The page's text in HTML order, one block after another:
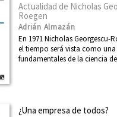
Actualidad de Nicholas
Roegen
Adrián Almazán
En 1971 Nicholas Georgescu-
el tiempo será vista como
fundamentales de la ciencia
¿Una empresa de todos?